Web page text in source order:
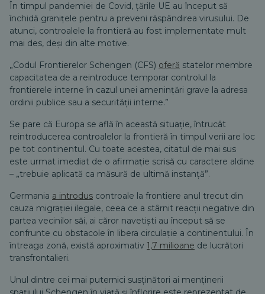
În timpul pandemiei de Covid, țările UE au început să
închidă granițele pentru a preveni răspândirea virusului. De
atunci, controalele la frontieră au fost implementate mult
mai des, deși din alte motive.
„Codul Frontierelor Schengen (CFS) oferă statelor membre
capacitatea de a reintroduce temporar controlul la
frontierele interne în cazul unei amenințări grave la adresa
ordinii publice sau a securității interne.”
Se pare că Europa se află în această situație, întrucât
reintroducerea controalelor la frontieră în timpul verii are loc
pe tot continentul. Cu toate acestea, citatul de mai sus
este urmat imediat de o afirmație scrisă cu caractere aldine
– „trebuie aplicată ca măsură de ultimă instanță”.
Germania a introdus controale la frontiere anul trecut din
cauza migrației ilegale, ceea ce a stârnit reacții negative din
partea vecinilor săi, ai căror navetiști au început să se
confrunte cu obstacole în libera circulație a continentului. În
întreaga zonă, există aproximativ 1,7 milioane de lucrători
transfrontalieri.
Unul dintre cei mai puternici susținători ai menținerii